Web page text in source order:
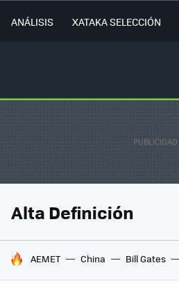
ANÁLISIS XATAKA SELECCIÓN
Alta Definición
HOY SE HABLA DE
AEMET China Bill Gates